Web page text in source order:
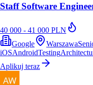
Staff Software
40 000 - 41 000 PLN
Google
Warszawa
iOSAndroidTesting
Aplikuj teraz